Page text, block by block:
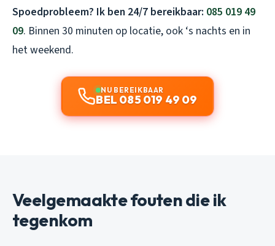
Spoedprobleem? Ik ben 24/7 bereikbaar: 085 019 49
09. Binnen 30 minuten op locatie, ook ‘s nachts en in
het weekend.
NU BEREIKBAAR
BEL 085 019 49 09
Veelgemaakte fouten die ik
tegenkom